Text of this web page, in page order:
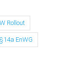
Rollout
§14a EnWG